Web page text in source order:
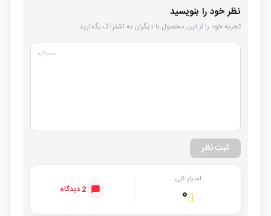
نظر خود را بنویسید
تجربه خود را از این محصول با دیگران به اشتراک بگذارید.
۰/۱۰۰۰
ثبت نظر
امتیاز کلی
۰ 2 دیدگاه